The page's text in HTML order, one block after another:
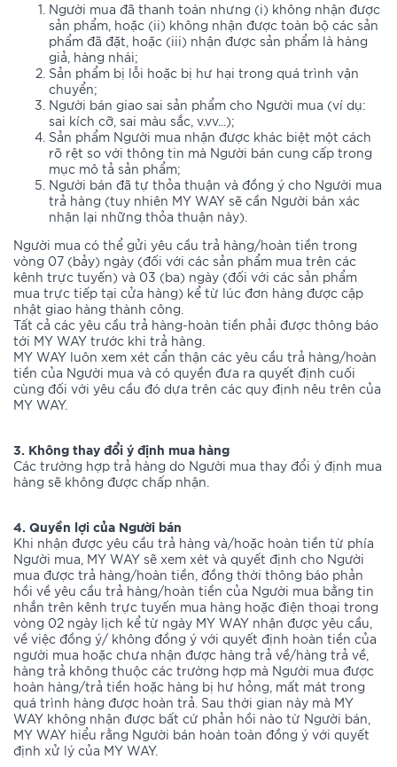
Người mua đã thanh toán nhưng (i) không nhận được
sản phẩm, hoặc (ii) không nhận được toàn bộ các sản
phẩm đã đặt, hoặc (iii) nhận được sản phẩm là hàng
giả, hàng nhái;
Sản phẩm bị lỗi hoặc bị hư hại trong quá trình vận
chuyển;
Người bán giao sai sản phẩm cho Người mua (ví dụ:
sai kích cỡ, sai màu sắc, v.vv...);
Sản phẩm Người mua nhận được khác biệt một cách
rõ rệt so với thông tin mà Người bán cung cấp trong
mục mô tả sản phẩm;
Người bán đã tự thỏa thuận và đồng ý cho Người mua
trả hàng (tuy nhiên MY WAY sẽ cần Người bán xác
nhận lại những thỏa thuận này).
Người mua có thể gửi yêu cầu trả hàng/hoàn tiền trong
vòng 07 (bảy) ngày (đối với các sản phẩm mua trên các
kênh trực tuyến) và 03 (ba) ngày (đối với các sản phẩm
mua trực tiếp tại cửa hàng) kể từ lúc đơn hàng được cập
nhật giao hàng thành công.
Tất cả các yêu cầu trả hàng-hoàn tiền phải được thông báo
tới MY WAY trước khi trả hàng.
MY WAY luôn xem xét cẩn thận các yêu cầu trả hàng/hoàn
tiền của Người mua và có quyền đưa ra quyết định cuối
cùng đối với yêu cầu đó dựa trên các quy định nêu trên của
MY WAY.
3. Không thay đổi ý định mua hàng
Các trường hợp trả hàng do Người mua thay đổi ý định mua
hàng sẽ không được chấp nhận.
4. Quyền lợi của Người bán
Khi nhận được yêu cầu trả hàng và/hoặc hoàn tiền từ phía
Người mua, MY WAY sẽ xem xét và quyết định cho Người
mua được trả hàng/hoàn tiền, đồng thời thông báo phản
hồi về yêu cầu trả hàng/hoàn tiền của Người mua bằng tin
nhắn trên kênh trực tuyến mua hàng hoặc điện thoại trong
vòng 02 ngày lịch kể từ ngày MY WAY nhận được yêu cầu,
về việc đồng ý/ không đồng ý với quyết định hoàn tiền của
người mua hoặc chưa nhận được hàng trả về/hàng trả về,
hàng trả không thuộc các trường hợp mà Người mua được
hoàn hàng/trả tiền hoặc hàng bị hư hỏng, mất mát trong
quá trình hàng được hoàn trả. Sau thời gian này mà MY
WAY không nhận được bất cứ phản hồi nào từ Người bán,
MY WAY hiểu rằng Người bán hoàn toàn đồng ý với quyết
định xử lý của MY WAY.